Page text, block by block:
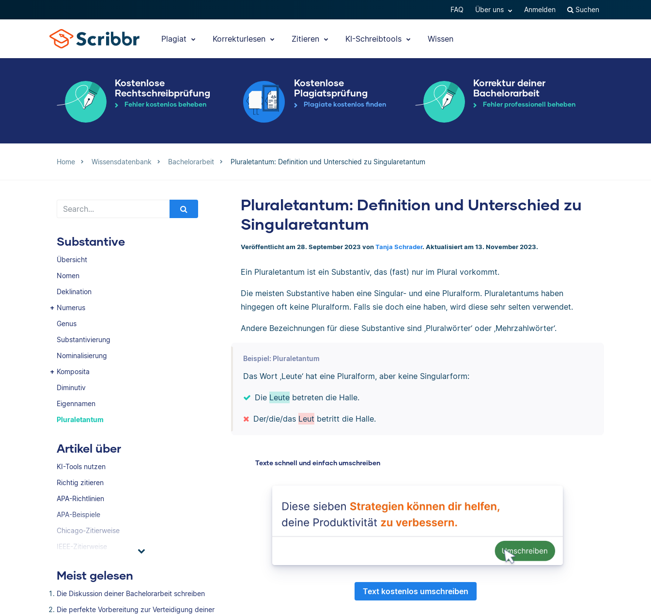
FAQ Über uns Anmelden Suchen
Plagiat Korrekturlesen Zitieren KI-Schreibtools Wissen
Kostenlose
Rechtschreibprüfung
Fehler kostenlos beheben
Kostenlose
Plagiatsprüfung
Plagiate kostenlos finden
Korrektur deiner
Bachelorarbeit
Fehler professionell beheben
Home Wissensdatenbank Bachelorarbeit Pluraletantum: Definition und Unterschied zu Singularetantum
Substantive
Übersicht
Nomen
Deklination
Numerus
Genus
Substantivierung
Nominalisierung
Komposita
Diminutiv
Eigennamen
Pluraletantum
Artikel über
KI-Tools nutzen
Richtig zitieren
APA-Richtlinien
APA-Beispiele
Chicago-Zitierweise
IEEE-Zitierweise
Meist gelesen
Die Diskussion deiner Bachelorarbeit schreiben
Die perfekte Vorbereitung zur Verteidigung deiner
Pluraletantum: Definition und Unterschied zu
Singularetantum
Veröffentlicht am 28. September 2023 von Tanja Schrader. Aktualisiert am 13. November 2023.
Ein Pluraletantum ist ein Substantiv, das (fast) nur im Plural vorkommt.
Die meisten Substantive haben eine Singular- und eine Pluralform. Pluraletantums haben
hingegen oft keine Pluralform. Falls sie doch eine haben, wird diese sehr selten verwendet.
Andere Bezeichnungen für diese Substantive sind ‚Pluralwörter‘ oder ‚Mehrzahlwörter‘.
Beispiel: Pluraletantum
Das Wort ‚Leute‘ hat eine Pluralform, aber keine Singularform:
Die Leutebetreten die Halle.
Der/die/das Leut betritt die Halle.
Texte schnell und einfach umschreiben
Text kostenlos umschreiben